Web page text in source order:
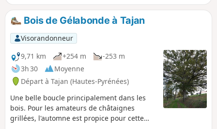
Bois de Gélabonde à Tajan
Visorandonneur
9,71 km
+254 m
-253 m
3h 30
Moyenne
Départ à Tajan (Hautes-Pyrénées)
Une belle boucle principalement dans les
bois. Pour les amateurs de châtaignes
grillées, l'automne est propice pour cette